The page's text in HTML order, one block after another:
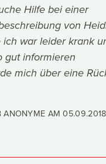
Hilfe bei einer
von
ich war leider krank
gut informieren
mich über eine
ANONYME AM05.09.2018